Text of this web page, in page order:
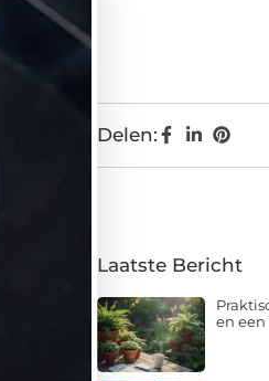
Delen:
Laatste Bericht
en